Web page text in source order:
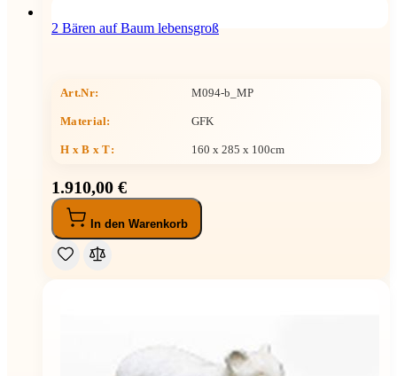
2 Bären auf Baum lebensgroß
Art.Nr: M094-b_MP
Material: GFK
H x B x T: 160 x 285 x 100cm
1.910,00 €
In den Warenkorb